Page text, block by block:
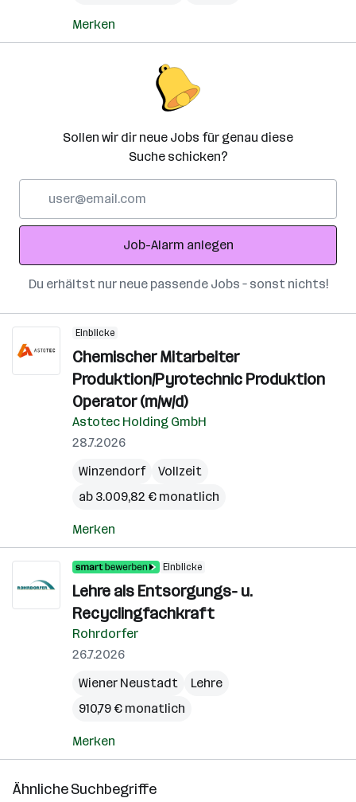
Merken
Sollen wir dir neue Jobs für genau diese
Suche schicken?
Adresse
Job-Alarm anlegen
Du erhältst nur neue passende Jobs – sonst nichts!
Einblicke
Chemischer Mitarbeiter
Produktion/Pyrotechnic Produktion
Operator (m/w/d)
Astotec Holding GmbH
28.7.2026
Winzendorf
Vollzeit
ab 3.009,82 € monatlich
Merken
Einblicke
Lehre als Entsorgungs- u.
Recyclingfachkraft
Rohrdorfer
26.7.2026
Wiener Neustadt
Lehre
910,79 € monatlich
Merken
Ähnliche Suchbegriffe